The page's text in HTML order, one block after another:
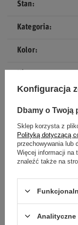
Stan
Kategoria
Kolor
Płeć
Materiał
Konfiguracja
Dbamy o Twoją
Sklep korzysta z
Polityką dotyczącą
przechowywania lub
Więcej informacji na
znaleźć także na